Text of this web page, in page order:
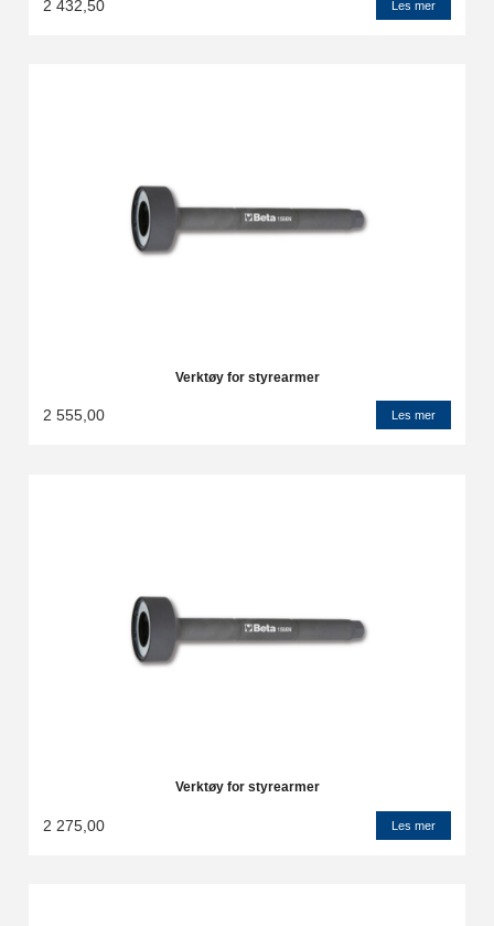
2 432,50 Les mer
Verktøy for styrearmer
2 555,00 Les mer
Verktøy for styrearmer
2 275,00 Les mer